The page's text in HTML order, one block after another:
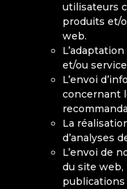
utilisateurs
produits et/
web.
et/ou
L’envoi
concernant
La
d’analyses
L’envoi de
du site web,
publications